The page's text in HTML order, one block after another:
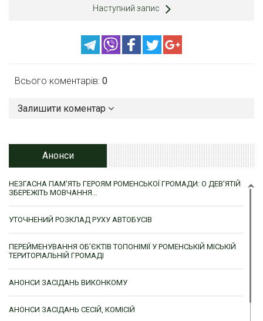
Наступний запис
Всього коментарів: 0
Залишити коментар
Анонси
НЕЗГАСНА ПАМ’ЯТЬ ГЕРОЯМ РОМЕНСЬКОЇ ГРОМАДИ: О ДЕВ’ЯТІЙ
ЗБЕРЕЖІТЬ МОВЧАННЯ…
УТОЧНЕНИЙ РОЗКЛАД РУХУ АВТОБУСІВ
ПЕРЕЙМЕНУВАННЯ ОБ’ЄКТІВ ТОПОНІМІЇ У РОМЕНСЬКІЙ МІСЬКІЙ
ТЕРИТОРІАЛЬНІЙ ГРОМАДІ
АНОНСИ ЗАСІДАНЬ ВИКОНКОМУ
АНОНСИ ЗАСІДАНЬ СЕСІЙ, КОМІСІЙ